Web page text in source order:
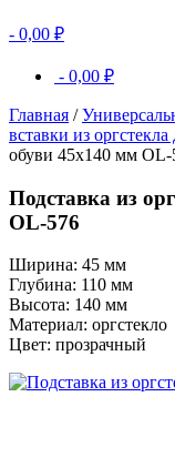
- 0,00 ₽
- 0,00 ₽
Главная /
вставки из оргстекла
обуви 45х140 мм OL-
Подставка из
OL-576
Ширина: 45 мм
Глубина: 110 мм
Высота: 140 мм
Материал: оргстекло
Цвет: прозрачный